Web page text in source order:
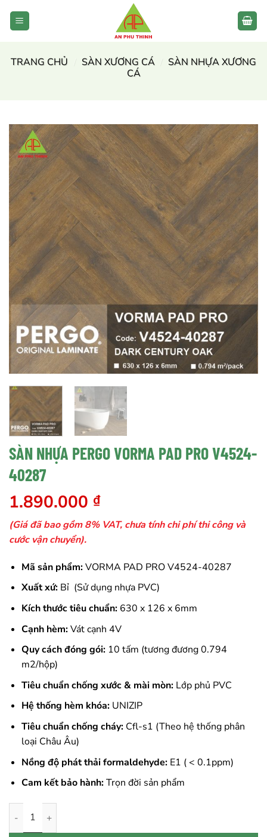
TRANG CHỦ
SÀN XƯƠNG CÁ
SÀN NHỰA XƯƠNG
CÁ
SÀN NHỰA PERGO VORMA PAD PRO V4524-
40287
1.890.000 ₫
(Giá đã bao gồm 8% VAT, chưa tính chi phí thi công và
cước vận chuyển).
Mã sản phẩm:VORMA PAD PRO V4524-40287
Xuất xứ:Bỉ (Sử dụng nhựa PVC)
Kích thước tiêu chuẩn:630 x 126 x 6mm
Cạnh hèm:Vát cạnh 4V
Quy cách đóng gói:10 tấm (tương đương 0.794
m2/hộp)
Tiêu chuẩn chống xước & mài mòn:Lớp phủ PVC
Hệ thống hèm khóa:UNIZIP
Tiêu chuẩn chống cháy:Cfl-s1 (Theo hệ thống phân
loại Châu Âu)
Nồng độ phát thải formaldehyde:E1 ( < 0.1ppm)
Cam kết bảo hành:Trọn đời sản phẩm